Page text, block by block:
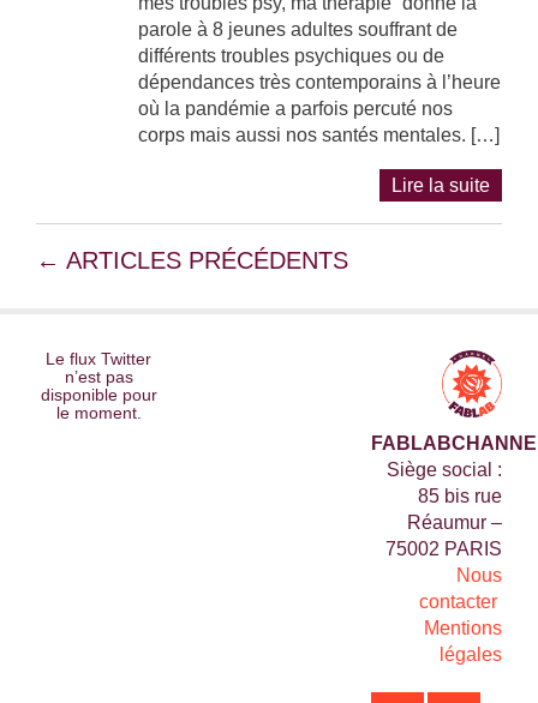
parole à 8 jeunes adultes souffrant de
différents troubles psychiques ou de
dépendances très contemporains à l’heure
où la pandémie a parfois percuté nos
corps mais aussi nos santés mentales. […]
Lire la suite
← ARTICLES PRÉCÉDENTS
Le flux Twitter
n’est pas
disponible pour
le moment.
Siège social :
85 bis rue
Réaumur –
75002 PARIS
Nous
contacter
Mentions
légales